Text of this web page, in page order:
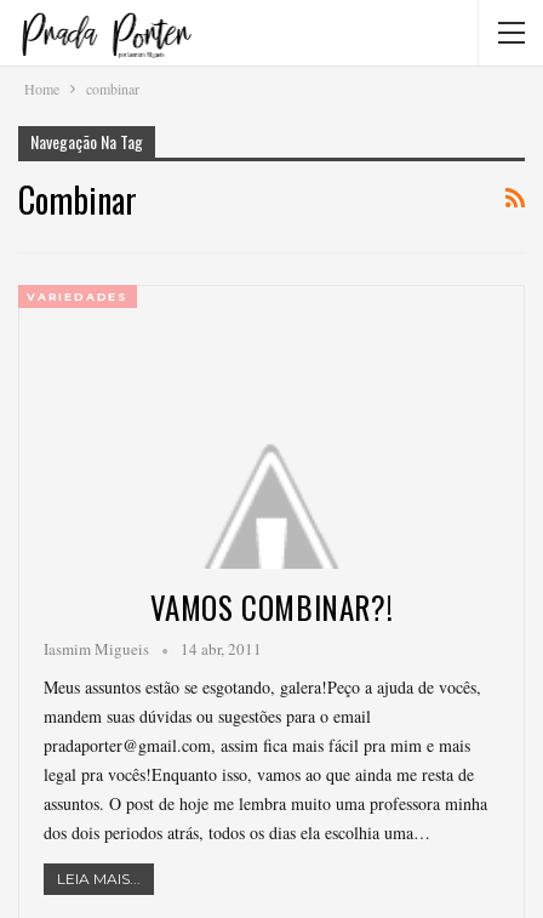
Home combinar
Navegação Na Tag
Combinar
VARIEDADES
VAMOS COMBINAR?!
Iasmim Migueis 14 abr, 2011
Meus assuntos estão se esgotando, galera!Peço a ajuda de vocês,
mandem suas dúvidas ou sugestões para o email
pradaporter@gmail.com, assim fica mais fácil pra mim e mais
legal pra vocês!Enquanto isso, vamos ao que ainda me resta de
assuntos. O post de hoje me lembra muito uma professora minha
dos dois periodos atrás, todos os dias ela escolhia uma…
LEIA MAIS...